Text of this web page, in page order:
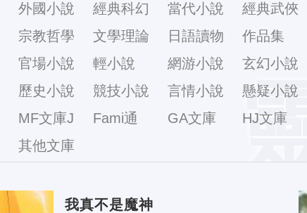
外國小說 經典科幻 當代小說 經典武俠
宗教哲學 文學理論 日語讀物 作品集
官場小說 輕小說 網游小說 玄幻小說
歷史小說 競技小說 言情小說 懸疑小說
MF文庫J
Fami通
GA文庫 HJ文庫
其他文庫
我真不是魔神